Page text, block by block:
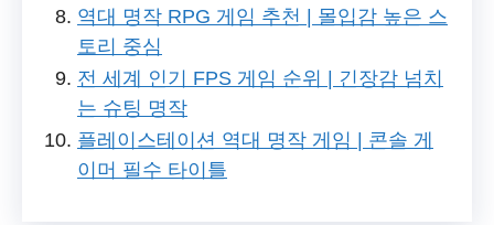
역대 명작 RPG 게임 추천 | 몰입감 높은 스
토리 중심
전 세계 인기 FPS 게임 순위 | 긴장감 넘치
는 슈팅 명작
플레이스테이션 역대 명작 게임 | 콘솔 게
이머 필수 타이틀